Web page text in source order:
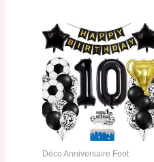
Déco Anniversaire Foot